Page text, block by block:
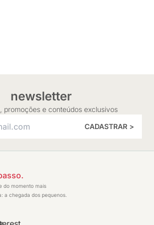
newsletter
promoções e conteúdos exclusivos
CADASTRAR >
do momento mais
a chegada dos pequenos.